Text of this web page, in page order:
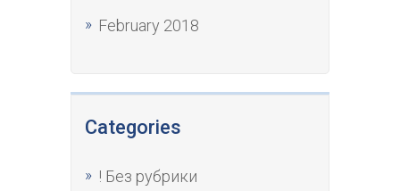
February 2018
Categories
! Без рубрики